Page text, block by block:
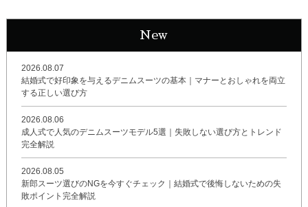
New
2026.08.07
結婚式で好印象を与えるデニムスーツの基本｜マナーとおしゃれを両立
する正しい選び方
2026.08.06
成人式で人気のデニムスーツモデル5選｜失敗しない選び方とトレンド
完全解説
2026.08.05
新郎スーツ選びのNGを今すぐチェック｜結婚式で後悔しないための失
敗ポイント完全解説